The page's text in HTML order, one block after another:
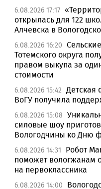
6.08.2026 17:17
открылась для 122
Алчевска в
6.08.2026 16:20
Тотемского округа
правом выкупа за
стоимости
6.08.2026 15:42 Детская
ВоГУ получила
6.08.2026 15:08
силовые шоу
Вологодчины ко Дню
6.08.2026 14:31
Робот
поможет вологжанам
на первоклассника
6.08.2026 14:00